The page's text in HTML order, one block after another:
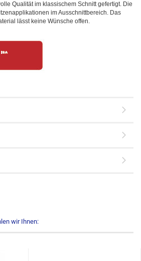
Qualität im klassischem Schnitt gefertigt. Die
im Ausschnittbereich. Das
lässt keine Wünsche offen.
wir Ihnen: